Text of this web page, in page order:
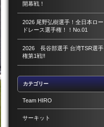
開幕戦！
2026 尾野弘樹選手！全日本ロー
ドレース選手権！！No.01
2026 長谷部選手 台湾TSR選手
権第1戦!!
カテゴリー
Team HIRO
サーキット